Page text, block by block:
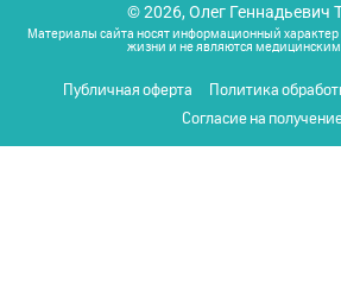
© 2026, Олег Геннадьевич
Материалы сайта носят информационный характер
жизни и не являются
Публичная оферта
Политика
Согласие на